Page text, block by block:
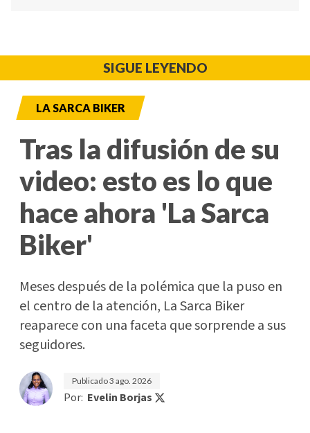
SIGUE LEYENDO
LA SARCA BIKER
Tras la difusión de su
video: esto es lo que
hace ahora 'La Sarca
Biker'
Meses después de la polémica que la puso en
el centro de la atención, La Sarca Biker
reaparece con una faceta que sorprende a sus
seguidores.
Publicado3 ago. 2026
Por: Evelin Borjas